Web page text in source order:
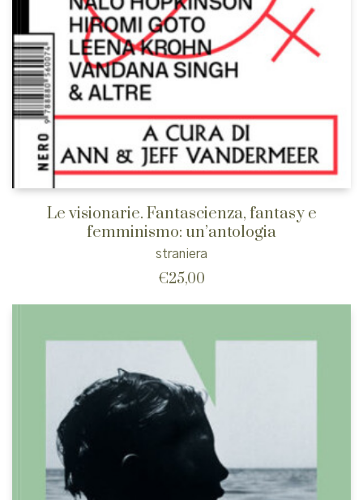
Le visionarie. Fantascienza, fantasy e
femminismo: un’antologia
straniera
€25,00